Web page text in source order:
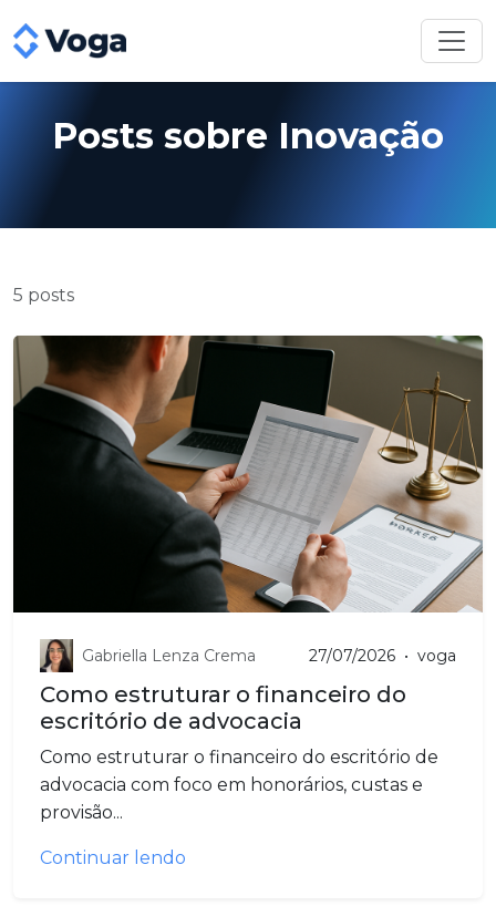
Posts sobre Inovação
5 posts
Gabriella Lenza Crema 27/07/2026 • voga
Como estruturar o financeiro do
escritório de advocacia
Como estruturar o financeiro do escritório de
advocacia com foco em honorários, custas e
provisão...
Continuar lendo